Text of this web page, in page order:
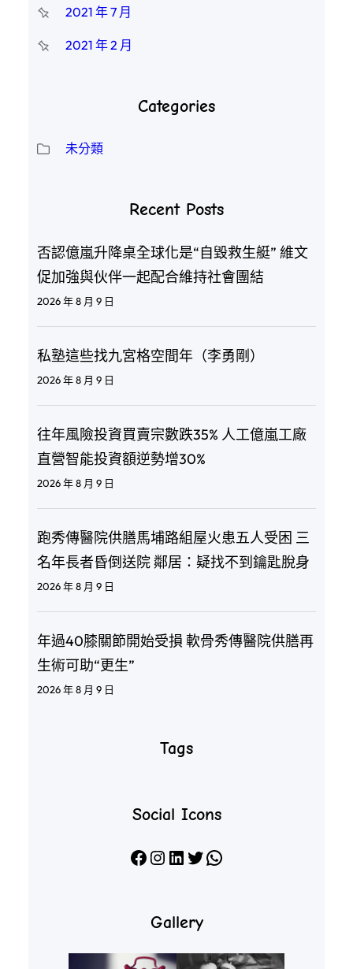
2021 年 7 月
2021 年 2 月
Categories
未分類
Recent Posts
否認億嵐升降桌全球化是“自毀救生艇” 維文
促加強與伙伴一起配合維持社會團結
2026 年 8 月 9 日
私塾這些找九宮格空間年（李勇剛）
2026 年 8 月 9 日
往年風險投資買賣宗數跌35% 人工億嵐工廠
直營智能投資額逆勢增30%
2026 年 8 月 9 日
跑秀傳醫院供膳馬埔路組屋火患五人受困 三
名年長者昏倒送院 鄰居：疑找不到鑰匙脫身
2026 年 8 月 9 日
年過40膝關節開始受損 軟骨秀傳醫院供膳再
生術可助“更生”
2026 年 8 月 9 日
Tags
Social Icons
Facebook Instagram LinkedIn X WhatsApp
Gallery